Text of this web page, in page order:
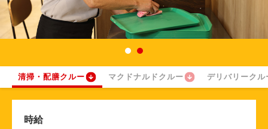
清掃・配膳クルー マクドナルドクルー デリバリークル
時給